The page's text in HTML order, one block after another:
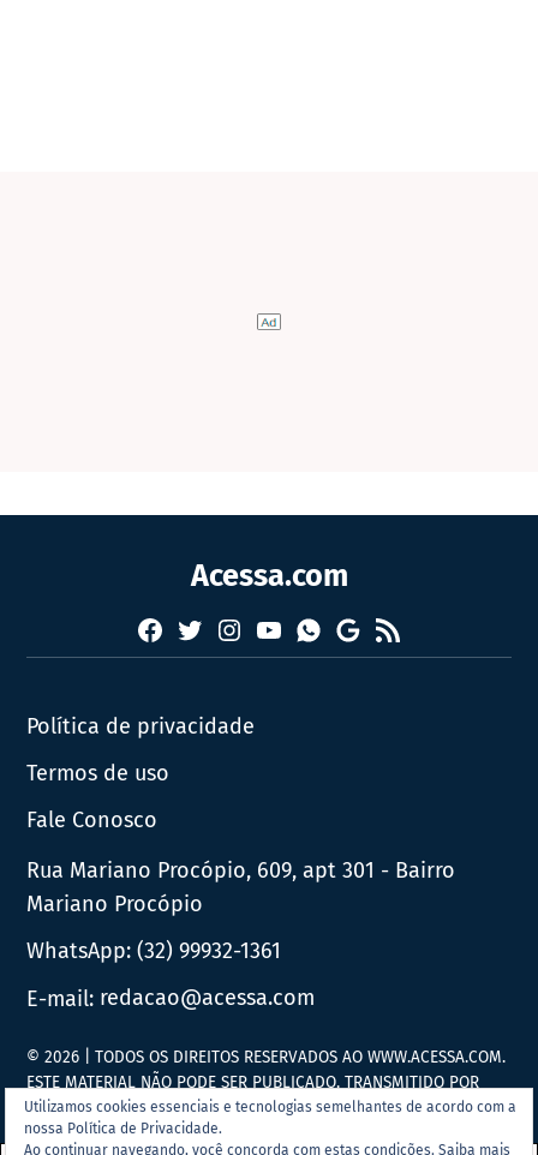
Acessa.com
Facebook
TwitterInstagram
YouTubeWhatsapp
Google
News
RSS
Política de privacidade
Termos de uso
Fale Conosco
Rua Mariano Procópio, 609, apt 301 - Bairro
Mariano Procópio
WhatsApp:(32) 99932-1361
E-mail: redacao@acessa.com
Utilizamos cookies essenciais e tecnologias semelhantes de acordo com a
nossa Política de Privacidade.
Ao continuar navegando, você concorda com estas condições.Saiba mais
© 2026 | TODOS OS DIREITOS RESERVADOS AO WWW.ACESSA.COM.
ESTE MATERIAL NÃO PODE SER PUBLICADO, TRANSMITIDO POR
BROADCAST, REESCRITO OU REDISTRIBUÍDO SEM PRÉVIA
AUTORIZAÇÃO.